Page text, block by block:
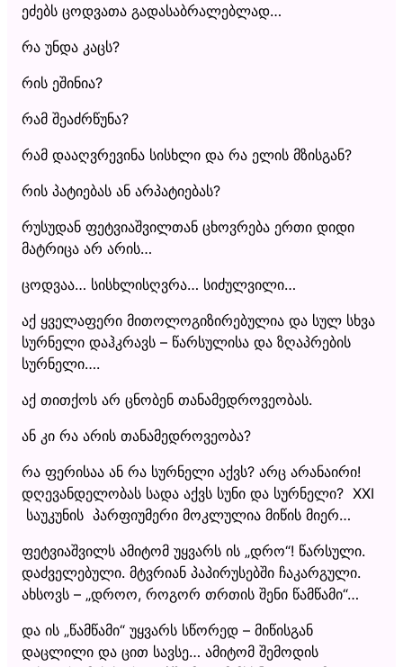
ეძებს ცოდვათა გადასაბრალებლად…
რა უნდა კაცს?
რის ეშინია?
რამ შეაძრწუნა?
რამ დააღვრევინა სისხლი და რა ელის მზისგან?
რის პატიებას ან არპატიებას?
რუსუდან ფეტვიაშვილთან ცხოვრება ერთი დიდი
მატრიცა არ არის…
ცოდვაა… სისხლისღვრა… სიძულვილი…
აქ ყველაფერი მითოლოგიზირებულია და სულ სხვა
სურნელი დაჰკრავს – წარსულისა და ზღაპრების
სურნელი….
აქ თითქოს არ ცნობენ თანამედროვეობას.
ან კი რა არის თანამედროვეობა?
რა ფერისაა ან რა სურნელი აქვს? არც არანაირი!
დღევანდელობას სადა აქვს სუნი და სურნელი? XXI
საუკუნის პარფიუმერი მოკლულია მიწის მიერ…
ფეტვიაშვილს ამიტომ უყვარს ის „დრო“! წარსული.
დაძველებული. მტვრიან პაპირუსებში ჩაკარგული.
ახსოვს – „დროო, როგორ თრთის შენი წამწამი“…
და ის „წამწამი“ უყვარს სწორედ – მიწისგან
დაცლილი და ცით სავსე… ამიტომ შემოდის